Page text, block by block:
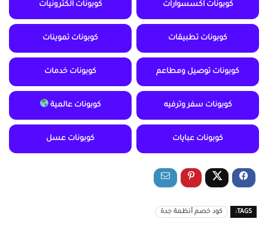
كوبونات اكسسوارات كوبونات الكترونيات
كوبونات تطبيقات كوبونات تموينات
كوبونات توصيل ومطاعم كوبونات خدمات
كوبونات سفر وترفيه كوبونات عالمية
كوبونات عبايات كوبونات عسل
TAGS: كود خصم أنظمة جدة